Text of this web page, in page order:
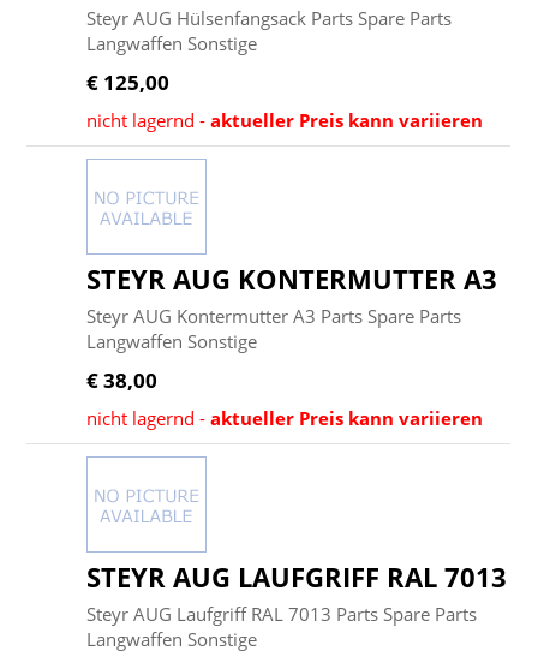
Steyr AUG Hülsenfangsack Parts Spare Parts
Langwaffen Sonstige
€ 125,00
nicht lagernd -aktueller Preis kann variieren
STEYR AUG KONTERMUTTER A3
Steyr AUG Kontermutter A3 Parts Spare Parts
Langwaffen Sonstige
€ 38,00
nicht lagernd -aktueller Preis kann variieren
STEYR AUG LAUFGRIFF RAL 7013
Steyr AUG Laufgriff RAL 7013 Parts Spare Parts
Langwaffen Sonstige